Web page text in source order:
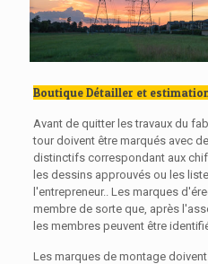
Boutique Détailler et
Avant de quitter les travaux du
tour doivent être marqués avec
distinctifs correspondant aux
les dessins approuvés ou les
l'entrepreneur.. Les marques
membre de sorte que, après
les membres peuvent être
Les marques de montage